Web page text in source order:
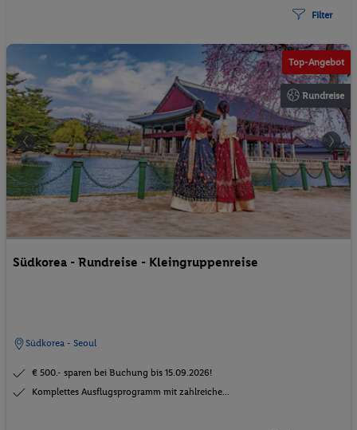
Filter
Top-Angebot
Rundreise
Südkorea - Rundreise - Kleingruppenreise
Südkorea - Seoul
€ 500.- sparen bei Buchung bis 15.09.2026!
Komplettes Ausflugsprogramm mit zahlreiche...